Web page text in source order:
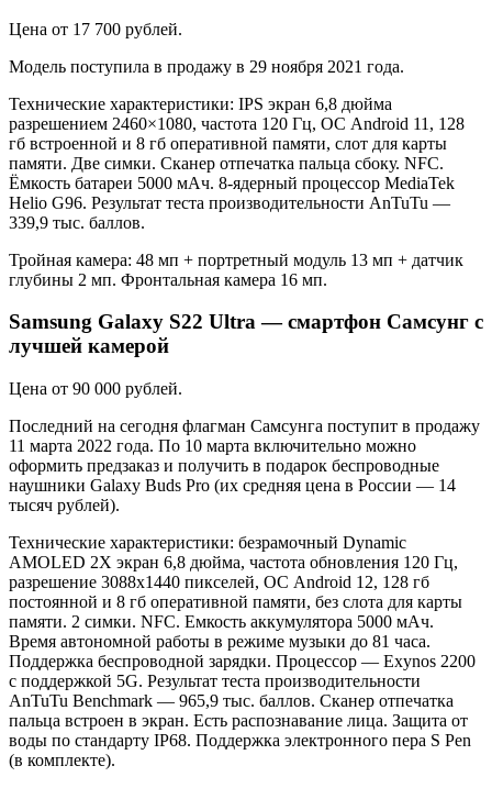
Цена от 17 700 рублей.
Модель поступила в продажу в 29 ноября 2021 года.
Технические характеристики: IPS экран 6,8 дюйма
разрешением 2460×1080, частота 120 Гц, ОС Android 11, 128
гб встроенной и 8 гб оперативной памяти, слот для карты
памяти. Две симки. Сканер отпечатка пальца сбоку. NFC.
Ёмкость батареи 5000 мАч. 8-ядерный процессор MediaTek
Helio G96. Результат теста производительности AnTuTu —
339,9 тыс. баллов.
Тройная камера: 48 мп + портретный модуль 13 мп + датчик
глубины 2 мп. Фронтальная камера 16 мп.
Samsung Galaxy S22 Ultra — смартфон Самсунг с
лучшей камерой
Цена от 90 000 рублей.
Последний на сегодня флагман Самсунга поступит в продажу
11 марта 2022 года. По 10 марта включительно можно
оформить предзаказ и получить в подарок беспроводные
наушники Galaxy Buds Pro (их средняя цена в России — 14
тысяч рублей).
Технические характеристики: безрамочный Dynamic
AMOLED 2X экран 6,8 дюйма, частота обновления 120 Гц,
разрешение 3088х1440 пикселей, ОС Android 12, 128 гб
постоянной и 8 гб оперативной памяти, без слота для карты
памяти. 2 симки. NFC. Емкость аккумулятора 5000 мАч.
Время автономной работы в режиме музыки до 81 часа.
Поддержка беспроводной зарядки. Процессор — Exynos 2200
с поддержкой 5G. Результат теста производительности
AnTuTu Benchmark — 965,9 тыс. баллов. Сканер отпечатка
пальца встроен в экран. Есть распознавание лица. Защита от
воды по стандарту IP68. Поддержка электронного пера S Pen
(в комплекте).